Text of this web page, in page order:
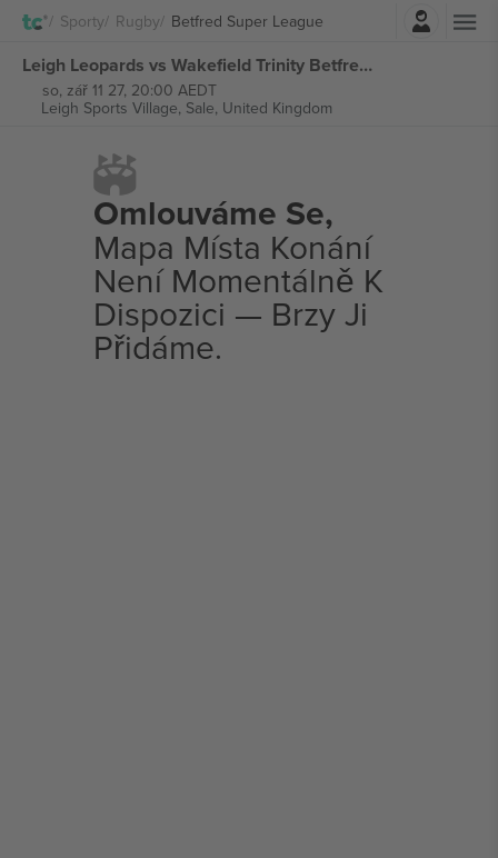
Sporty Rugby Betfred Super League
Přihlásit se
Leigh Leopards vs Wakefield Trinity Betfred Super League vstupenek
so, zář 11 27, 20:00 AEDT
Leigh Sports Village, Sale, United Kingdom
Omlouváme Se,
Mapa Místa Konání
Není Momentálně K
Dispozici — Brzy Ji
Přidáme.